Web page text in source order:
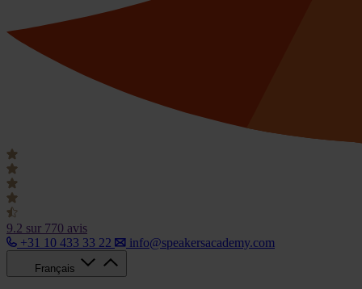
9.2 sur 770 avis
+31 10 433 33 22
info@speakersacademy.com
Français